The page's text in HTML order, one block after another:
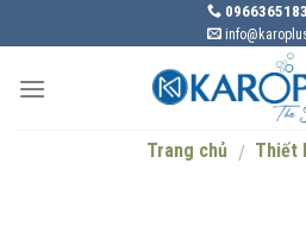
to
0966365183
Trang chủ / Thiết